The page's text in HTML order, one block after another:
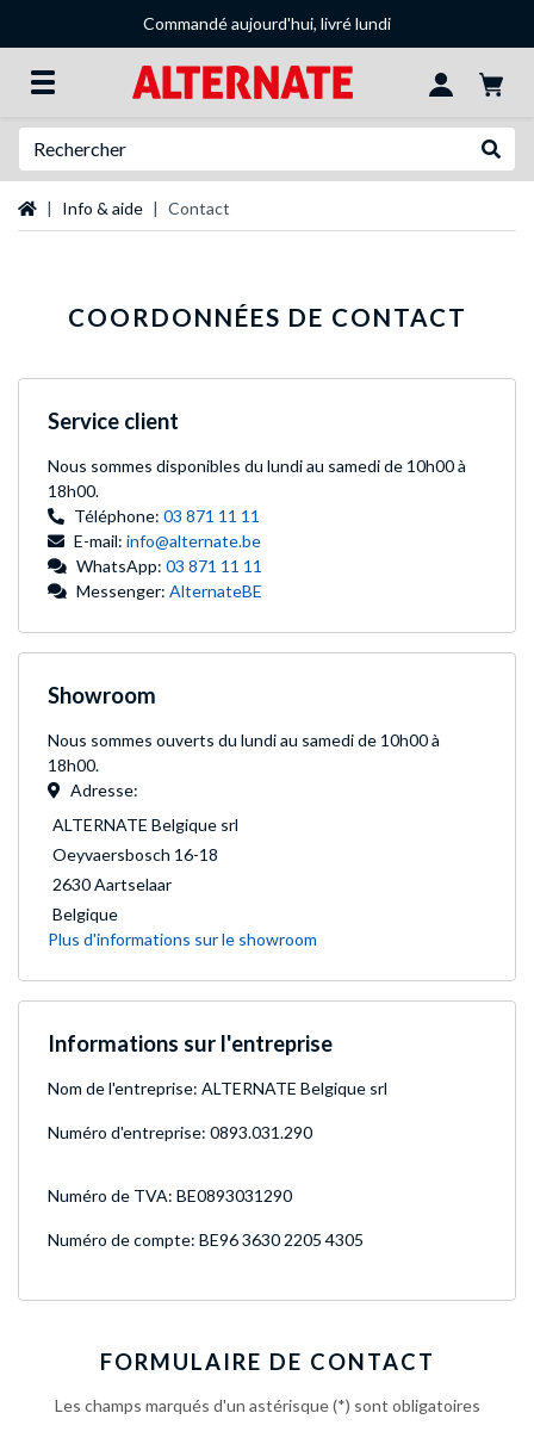
Commandé aujourd'hui, livré lundi
Page d'accueil
Info & aide Contact
COORDONNÉES DE CONTACT
Service client
Nous sommes disponibles du lundiau samedi de 10h00 à
18h00.
Téléphone: 03 871 11 11
E-mail: info@alternate.be
WhatsApp: 03 871 11 11
Messenger: AlternateBE
Showroom
Nous sommes ouverts du lundiau samedi de 10h00 à
18h00.
Adresse:
ALTERNATE Belgique srl
Oeyvaersbosch 16-18
2630 Aartselaar
Belgique
Plus d'informations sur le showroom
Informations sur l'entreprise
Nom de l'entreprise: ALTERNATE Belgique srl
Numéro d'entreprise: 0893.031.290
Numéro de TVA: BE0893031290
Numéro de compte: BE96 3630 2205 4305
FORMULAIRE DE CONTACT
Les champs marqués d'un astérisque (*) sont obligatoires